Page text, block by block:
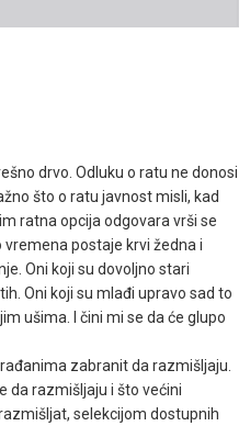
drvo. Odluku o ratu ne donosi
što o ratu javnost misli, kad
ratna opcija odgovara vrši se
postaje krvi žedna i
Oni koji su dovoljno stari
Oni koji su mlađi upravo sad to
ušima. I čini mi se da će glupo
zabranit da razmišljaju.
da razmišljaju i što većini
selekcijom dostupnih